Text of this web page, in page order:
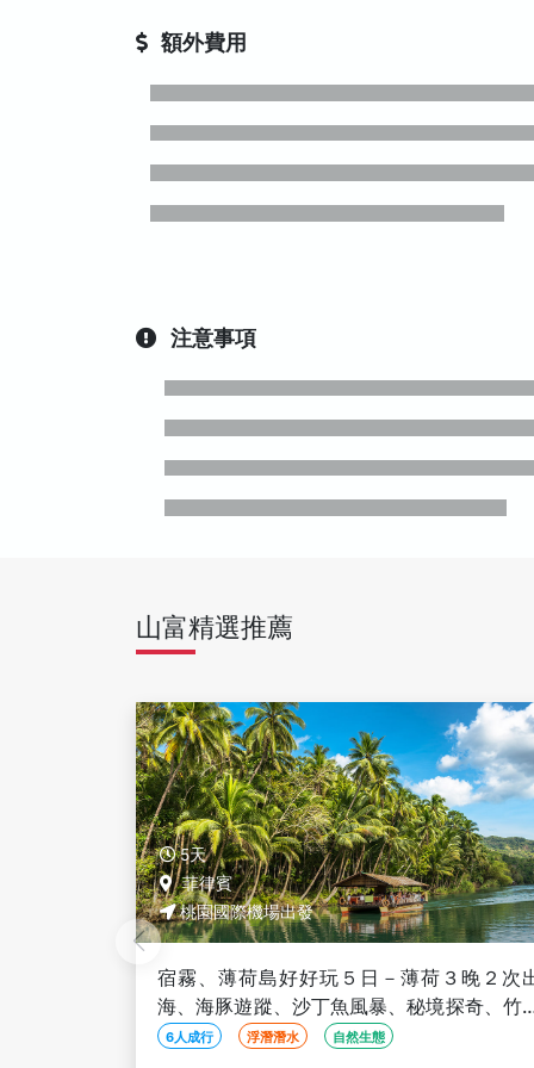
額外費用
注意事項
山富精選推薦
5天
菲律賓
桃園國際機場出發
宿霧豐富鯨彩５日－鯨鯊共游、沙丁魚風暴
天空花園、莉亞神殿、菲式按摩60分鐘、
生堂島浮潛樂【６人成行】
6人成行 浮潛潛水 線上旅展